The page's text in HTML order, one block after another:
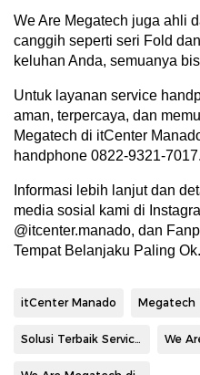
We Are Megatech juga ahli
canggih seperti seri Fold
keluhan Anda, semuanya
Untuk layanan service
aman, terpercaya, dan
Megatech di itCenter
handphone 0822-9321-
Informasi lebih lanjut dan
media sosial kami di
@itcenter.manado, dan
Tempat Belanjaku Paling
itCenter Manado Megatech
Solusi Terbaik Service Handphone We